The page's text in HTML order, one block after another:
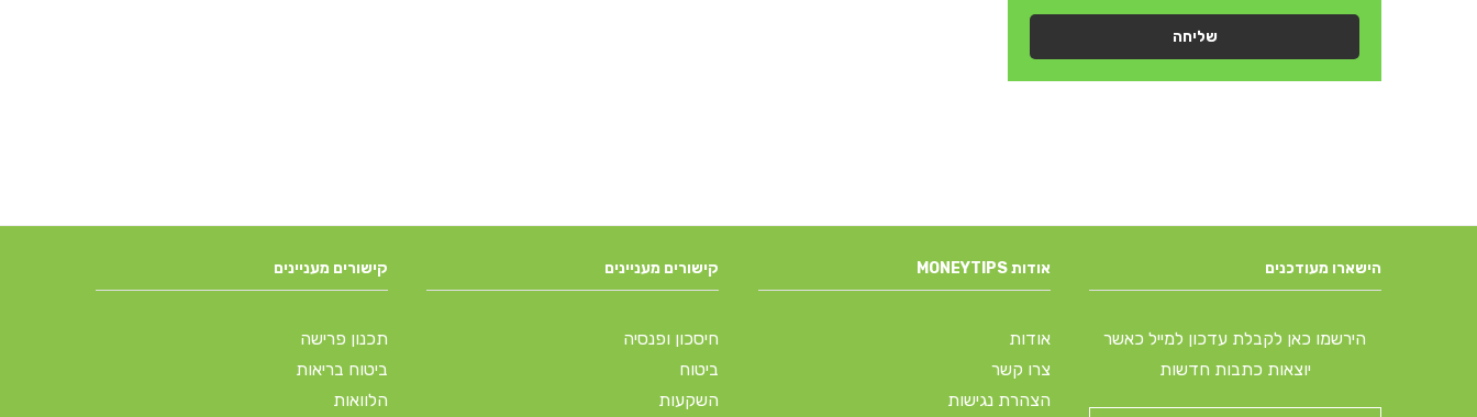
שליחה
הישארו מעודכנים
הירשמו כאן לקבלת עדכון למייל כאשר
יוצאות כתבות חדשות
אודות MONEYTIPS
אודות
צרו קשר
הצהרת נגישות
קישורים מעניינים
חיסכון ופנסיה
ביטוח
השקעות
קישורים מעניינים
תכנון פרישה
ביטוח בריאות
הלוואות